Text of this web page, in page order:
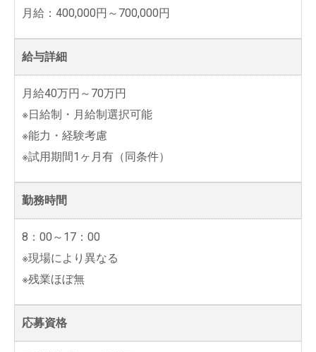
月給：400,000円～700,000円
給与詳細
月給40万円～70万円
※日給制・月給制選択可能
※能力・経験考慮
※試用期間1ヶ月有（同条件）
勤務時間
8：00～17：00
※現場により異なる
※残業ほぼ無
応募資格